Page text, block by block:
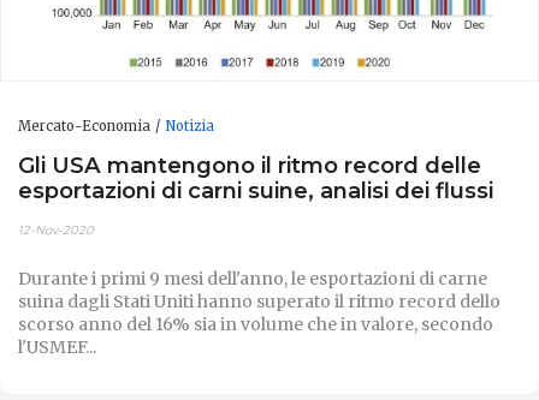
Mercato-Economia Notizia
Gli USA mantengono il ritmo record delle
esportazioni di carni suine, analisi dei flussi
12-Nov-2020
Durante i primi 9 mesi dell'anno, le esportazioni di carne
suina dagli Stati Uniti hanno superato il ritmo record dello
scorso anno del 16% sia in volume che in valore, secondo
l'USMEF...